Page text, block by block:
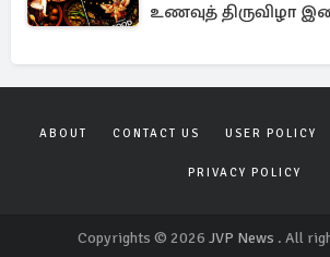
உணவுத் திருவிழா
ABOUT CONTACT US USER POLICY
PRIVACY POLICY
Copyrights © 2026 JVP News . All